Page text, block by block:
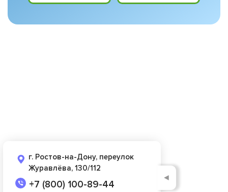
г. Ростов-на-Дону, переулок
Журавлёва, 130/112
+7 (800) 100-89-44
◄